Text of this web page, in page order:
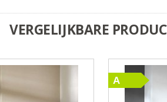
VERGELIJKBARE